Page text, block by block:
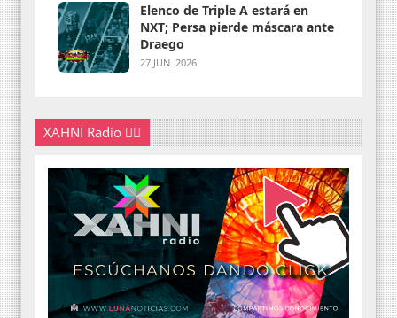
Elenco de Triple A estará en
NXT; Persa pierde máscara ante
Draego
27 JUN. 2026
XAHNI Radio 👇🏽